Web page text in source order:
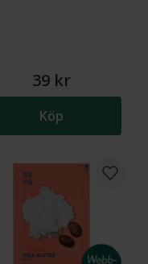
39 kr
Köp